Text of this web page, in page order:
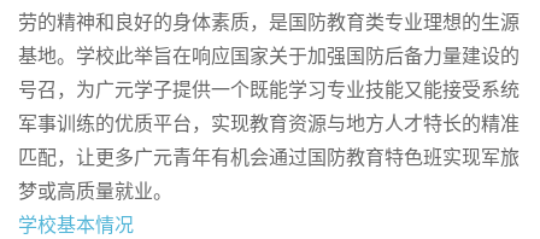
劳的精神和良好的身体素质，是国防教育类专业理想的生源
基地。学校此举旨在响应国家关于加强国防后备力量建设的
号召，为广元学子提供一个既能学习专业技能又能接受系统
军事训练的优质平台，实现教育资源与地方人才特长的精准
匹配，让更多广元青年有机会通过国防教育特色班实现军旅
梦或高质量就业。
学校基本情况